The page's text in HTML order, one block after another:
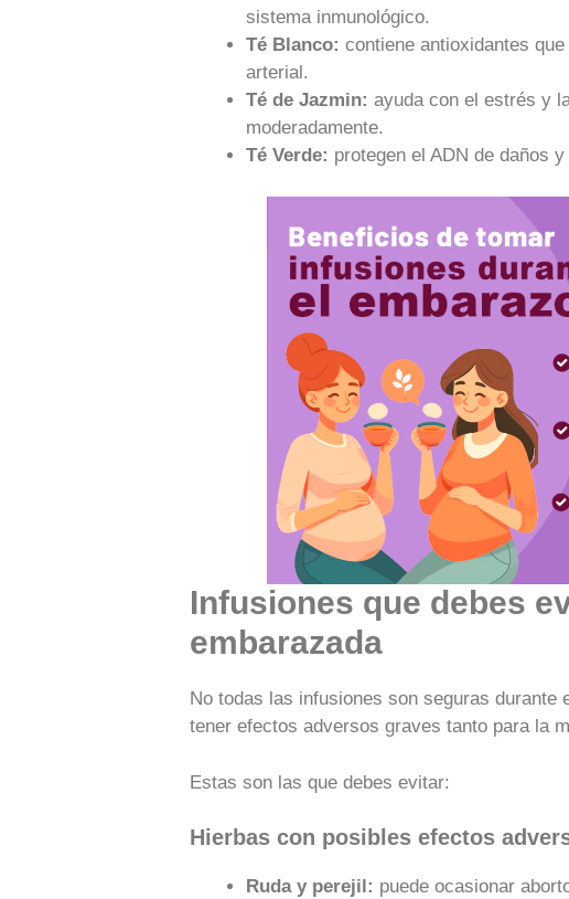
sistema inmunológico.
Té Blanco: contiene antioxidantes
arterial.
Té de Jazmin: ayuda con el estrés y
moderadamente.
Té Verde: protegen el ADN de daños
Infusiones que debes
embarazada
No todas las infusiones son seguras durante
tener efectos adversos graves tanto para la
Estas son las que debes evitar:
Hierbas con posibles efectos
Ruda y perejil: puede ocasionar